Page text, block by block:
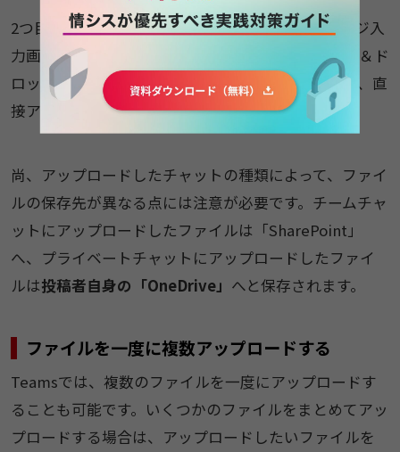
2つ目の方法は、Teamsのチャット画面のメッセージ入
力画面に、アップロードしたいファイルをドラッグ＆ド
ロップするやり方です。ファイルの場所を指定せず、直
接アップロードできる手軽さが特徴です。
尚、アップロードしたチャットの種類によって、ファイ
ルの保存先が異なる点には注意が必要です。チームチャ
ットにアップロードしたファイルは「SharePoint」
へ、プライベートチャットにアップロードしたファイ
ルは投稿者自身の「OneDrive」 へと保存されます。
ファイルを一度に複数アップロードする
Teamsでは、複数のファイルを一度にアップロードす
ることも可能です。いくつかのファイルをまとめてアッ
プロードする場合は、アップロードしたいファイルを